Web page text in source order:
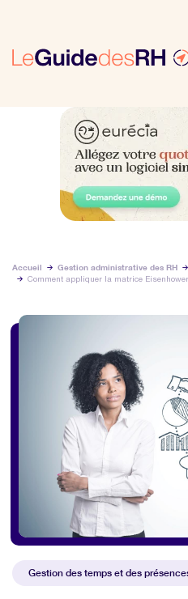
Accueil Gestion administrative des RH
Comment appliquer la matrice
Gestion des temps et des